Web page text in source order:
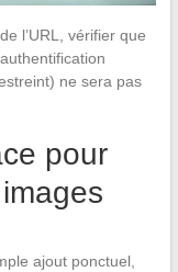
l’URL, vérifier que
ne sera pas
pour
ajout ponctuel,